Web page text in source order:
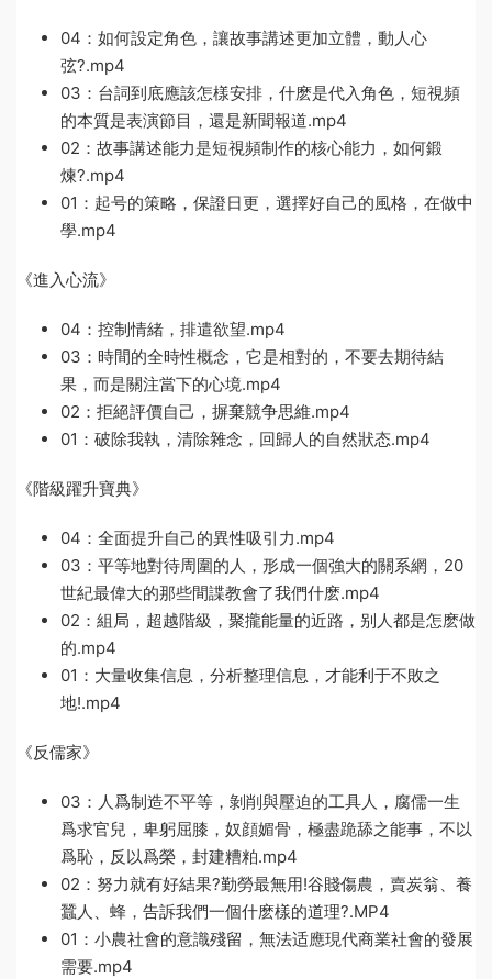
04：如何設定角色，讓故事講述更加立體，動人心
弦?.mp4
03：台詞到底應該怎樣安排，什麽是代入角色，短視頻
的本質是表演節目，還是新聞報道.mp4
02：故事講述能力是短視頻制作的核心能力，如何鍛
煉?.mp4
01：起号的策略，保證日更，選擇好自己的風格，在做中
學.mp4
《進入心流》
04：控制情緒，排遣欲望.mp4
03：時間的全時性概念，它是相對的，不要去期待結
果，而是關注當下的心境.mp4
02：拒絕評價自己，摒棄競争思維.mp4
01：破除我執，清除雜念，回歸人的自然狀态.mp4
《階級躍升寶典》
04：全面提升自己的異性吸引力.mp4
03：平等地對待周圍的人，形成一個強大的關系網，20
世紀最偉大的那些間諜教會了我們什麽.mp4
02：組局，超越階級，聚攏能量的近路，别人都是怎麽做
的.mp4
01：大量收集信息，分析整理信息，才能利于不敗之
地!.mp4
《反儒家》
03：人爲制造不平等，剝削與壓迫的工具人，腐儒一生
爲求官兒，卑躬屈膝，奴顔媚骨，極盡跪舔之能事，不以
爲恥，反以爲榮，封建糟粕.mp4
02：努力就有好結果?勤勞最無用!谷賤傷農，賣炭翁、養
蠶人、蜂，告訴我們一個什麽樣的道理?.MP4
01：小農社會的意識殘留，無法适應現代商業社會的發展
需要.mp4